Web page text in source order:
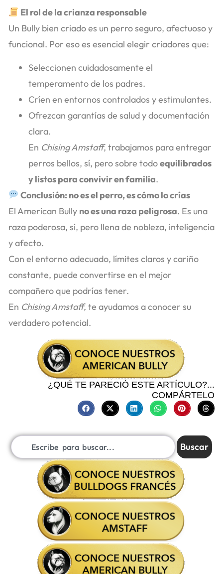
El rol de la crianza responsable
Un Bully bien criado es un perro seguro, afectuoso y
funcional. Por eso es esencial elegir criadores que:
Seleccionen cuidadosamente el
temperamento de los padres.
Críen en entornos controlados y estimulantes.
Ofrezcan garantías de salud y documentación
clara.
En Chising Amstaff, trabajamos para entregar
perros bellos, sí, pero sobre todoequilibrados
y listos para convivir en familia.
Conclusión: no es el perro, es cómo lo crías
El American Bully no es una raza peligrosa. Es una
raza poderosa, sí, pero llena de nobleza, inteligencia
y afecto.
Con el entorno adecuado, límites claros y cariño
constante, puede convertirse en el mejor
compañero que podrías tener.
En Chising Amstaff, te ayudamos a conocer su
verdadero potencial.
¿QUÉ TE PARECIÓ ESTE ARTÍCULO?...
COMPÁRTELO
Buscar